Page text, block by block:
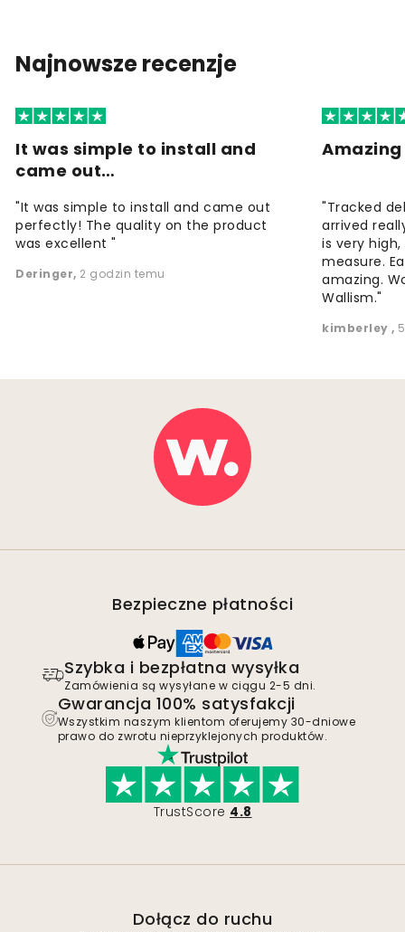
Najnowsze recenzje
It was simple to install and
came out…
"It was simple to install and came out
perfectly! The quality on the product
was excellent "
Deringer, 2 godzin temu
"Tracked
arrived
is very
measure.
amazing.
Wallism."
kimberley,
Bezpieczne płatności
Szybka i bezpłatna wysyłka
Zamówienia są wysyłane w ciągu 2-5 dni.
Gwarancja 100% satysfakcji
Wszystkim naszym klientom oferujemy 30-dniowe
prawo do zwrotu nieprzyklejonych produktów.
TrustScore 4.8
Dołącz do ruchu